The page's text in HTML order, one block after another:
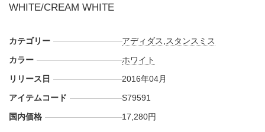
WHITE/CREAM WHITE
カテゴリー アディダス スタンスミス
カラー
ホワイト
リリース日
2016年04月
アイテムコード
S79591
国内価格
17,280円